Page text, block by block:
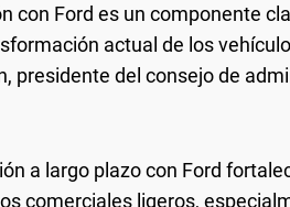
con Ford es un componente
actual de los
presidente del consejo de
a largo plazo con Ford
comerciales ligeros,